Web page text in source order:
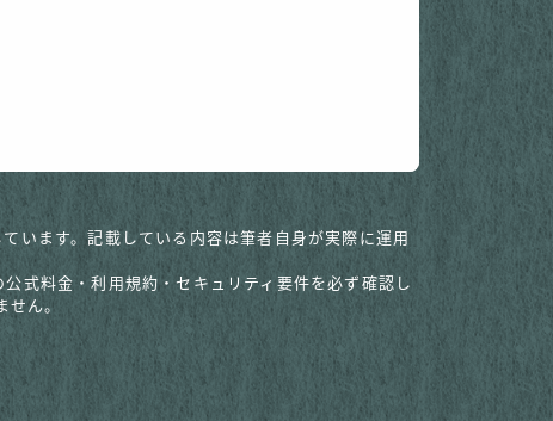
ます。記載している内容は筆者自身が実際に運用
式料金・利用規約・セキュリティ要件を必ず確認し
ん。